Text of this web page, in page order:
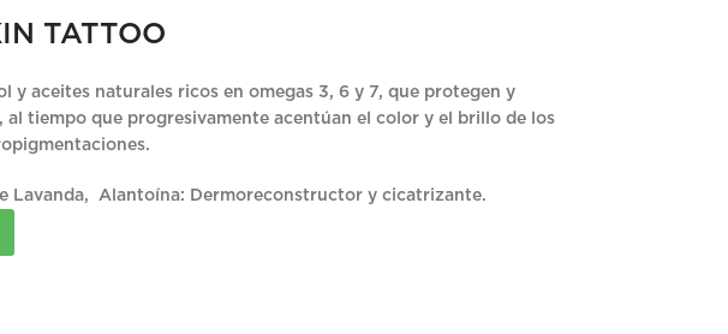
TATTOO
y aceites naturales ricos en omegas 3, 6 y 7, que protegen y
al tiempo que progresivamente acentúan el color y el brillo de los
Lavanda, Alantoína: Dermoreconstructor y cicatrizante.